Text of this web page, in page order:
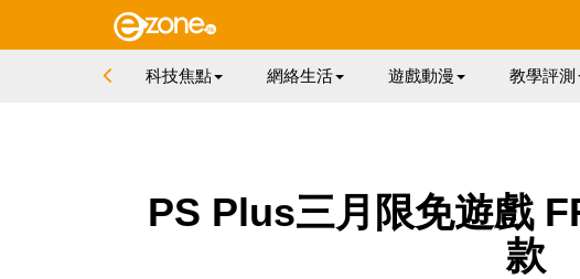
科技焦點 網絡生活 遊戲動漫 教學評測
PS Plus三月限免遊戲
款